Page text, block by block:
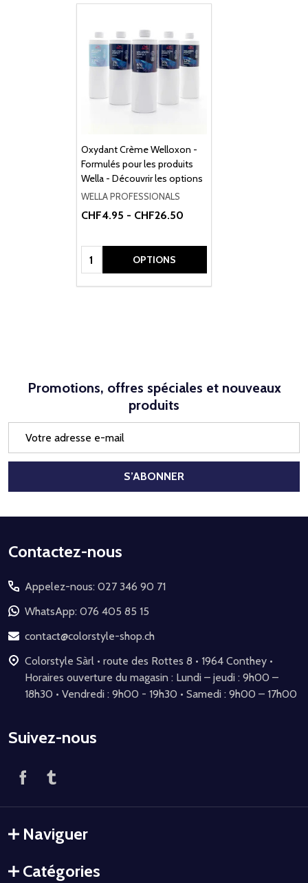
Oxydant Crème Welloxon -
Formulés pour les produits
Wella - Découvrir les options
WELLA PROFESSIONALS
CHF4.95 - CHF26.50
Quantité: OPTIONS
Promotions, offres spéciales et nouveaux
produits
mail
S’ABONNER
Début
pied
de
page
Contactez-nous
Appelez-nous: 027 346 90 71
WhatsApp: 076 405 85 15
contact@colorstyle-shop.ch
Colorstyle Sàrl • route des Rottes 8 • 1964 Conthey •
Horaires ouverture du magasin : Lundi – jeudi : 9h00 –
18h30 • Vendredi : 9h00 - 19h30 • Samedi : 9h00 – 17h00
Suivez-nous
Naviguer
Catégories